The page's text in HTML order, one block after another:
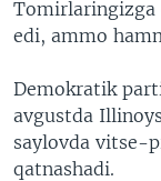
edi, ammo
Demokratik
avgustda
saylovda vitse-
qatnashadi.